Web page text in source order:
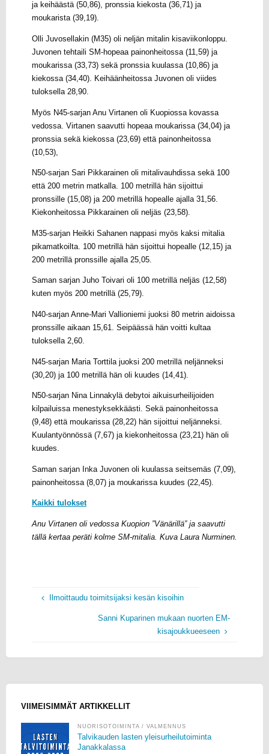
ja keihäästä (50,86), pronssia kiekosta (36,71) ja
moukarista (39,19).
Olli Juvosellakin (M35) oli neljän mitalin kisaviikonloppu.
Juvonen tehtaili SM-hopeaa painonheitossa (11,59) ja
moukarissa (33,73) sekä pronssia kuulassa (10,86) ja
kiekossa (34,40). Keihäänheitossa Juvonen oli viides
tuloksella 28,90.
Myös N45-sarjan Anu Virtanen oli Kuopiossa kovassa
vedossa. Virtanen saavutti hopeaa moukarissa (34,04) ja
pronssia sekä kiekossa (23,69) että painonheitossa
(10,53),
N50-sarjan Sari Pikkarainen oli mitalivauhdissa sekä 100
että 200 metrin matkalla. 100 metrillä hän sijoittui
pronssille (15,08) ja 200 metrillä hopealle ajalla 31,56.
Kiekonheitossa Pikkarainen oli neljäs (23,58).
M35-sarjan Heikki Sahanen nappasi myös kaksi mitalia
pikamatkoilta. 100 metrillä hän sijoittui hopealle (12,15) ja
200 metrillä pronssille ajalla 25,05.
Saman sarjan Juho Toivari oli 100 metrillä neljäs (12,58)
kuten myös 200 metrillä (25,79).
N40-sarjan Anne-Mari Vallioniemi juoksi 80 metrin aidoissa
pronssille aikaan 15,61. Seipäässä hän voitti kultaa
tuloksella 2,60.
N45-sarjan Maria Torttila juoksi 200 metrillä neljänneksi
(30,20) ja 100 metrillä hän oli kuudes (14,41).
N50-sarjan Nina Linnakylä debytoi aikuisurheilijoiden
kilpailuissa menestyksekkäästi. Sekä painonheitossa
(9,48) että moukarissa (28,22) hän sijoittui neljänneksi.
Kuulantyönnössä (7,67) ja kiekonheitossa (23,21) hän oli
kuudes.
Saman sarjan Inka Juvonen oli kuulassa seitsemäs (7,09),
painonheitossa (8,07) ja moukarissa kuudes (22,45).
Kaikki tulokset
Anu Virtanen oli vedossa Kuopion ”Vänärillä” ja saavutti
tällä kertaa peräti kolme SM-mitalia. Kuva Laura Nurminen.
Ilmoittaudu toimitsijaksi kesän kisoihin
Sanni Kuparinen mukaan nuorten EM-
kisajoukkueeseen
VIIMEISIMMÄT ARTIKKELLIT
NUORISOTOIMINTA /VALMENNUS
Talvikauden lasten yleisurheilutoiminta
Janakkalassa